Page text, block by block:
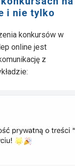
i nie tylko
konkursów w
online jest
z